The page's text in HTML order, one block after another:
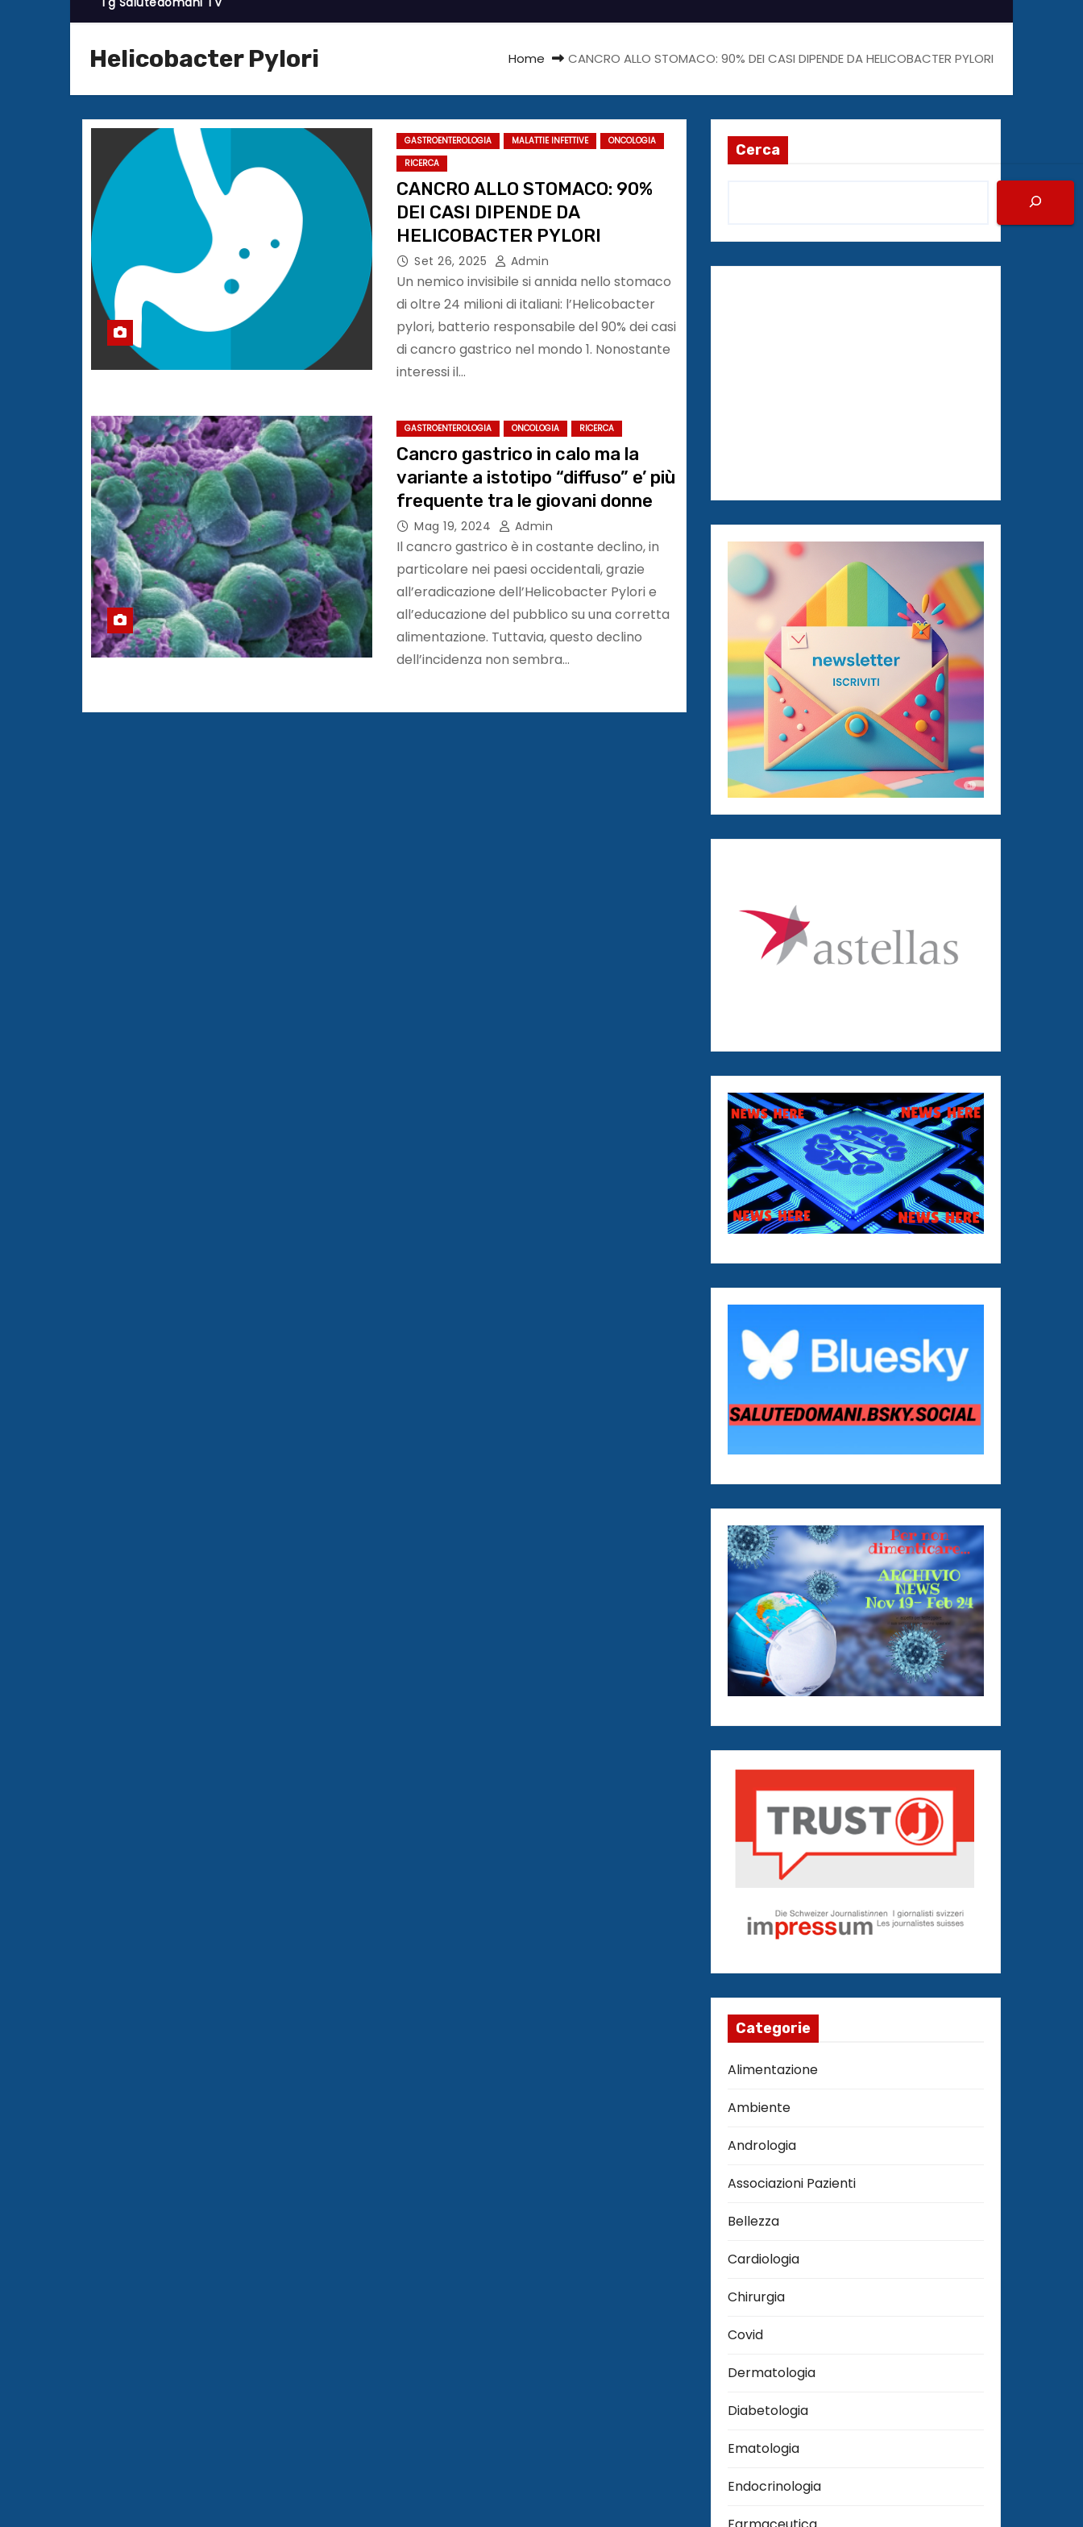
Helicobacter Pylori Home CANCRO ALLO STOMACO: 90% DEI CASI DIPENDE DA HELICOBACTER PYLORI
GASTROENTEROLOGIA MALATTIE INFETTIVE
ONCOLOGIA
RICERCA
CANCRO ALLO STOMACO: 90%
DEI CASI DIPENDE DA
HELICOBACTER PYLORI
Set 26, 2025 Admin
Un nemico invisibile si annida nello stomaco
di oltre 24 milioni di italiani: l’Helicobacter
pylori, batterio responsabile del 90% dei casi
di cancro gastrico nel mondo 1. Nonostante
interessi il…
GASTROENTEROLOGIA ONCOLOGIA RICERCA
Cancro gastrico in calo ma la
variante a istotipo “diffuso” e’ più
frequente tra le giovani donne
Mag 19, 2024 Admin
Il cancro gastrico è in costante declino, in
particolare nei paesi occidentali, grazie
all’eradicazione dell’Helicobacter Pylori e
all’educazione del pubblico su una corretta
alimentazione. Tuttavia, questo declino
dell’incidenza non sembra…
Cerca
Categorie
Alimentazione
Ambiente
Andrologia
Associazioni Pazienti
Bellezza
Cardiologia
Chirurgia
Covid
Dermatologia
Diabetologia
Ematologia
Endocrinologia